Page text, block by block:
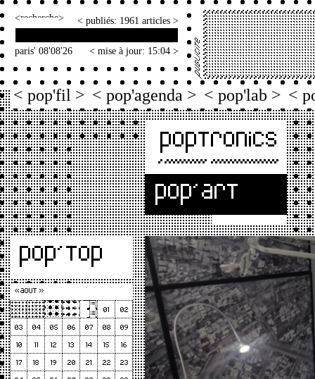
< > < publiés: 1961 articles >
paris' 08'08'26 < mise à jour: 15:04 >
< pop'fil > < pop'agenda > < pop'lab > <